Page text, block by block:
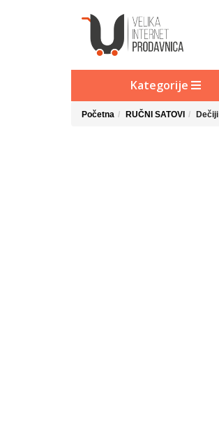
Kategorije
Početna RUČNI SATOVI Dečiji